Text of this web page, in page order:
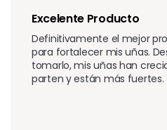
Excelente Producto
Definitivamente el mejor
para fortalecer mis uñas.
tomarlo, mis uñas han
parten y están más fuertes.